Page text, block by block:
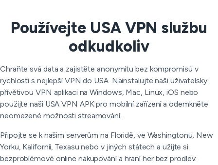
Používejte USA VPN službu
odkudkoliv
Chraňte svá data a zajistěte anonymitu bez kompromisů v
rychlosti s nejlepší VPN do USA. Nainstalujte naši uživatelsky
přívětivou VPN aplikaci na Windows, Mac, Linux, iOS nebo
použijte naši USA VPN APK pro mobilní zařízení a odemkněte
neomezené možnosti streamování.
Připojte se k našim serverům na Floridě, ve Washingtonu, New
Yorku, Kalifornii, Texasu nebo v jiných státech a užijte si
bezproblémové online nakupování a hraní her bez prodlev.